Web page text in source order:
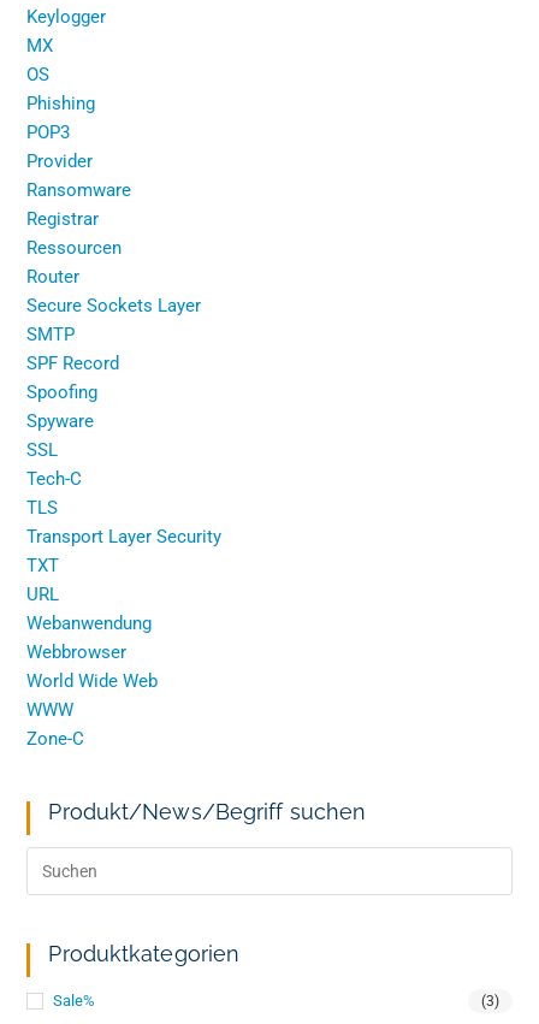
Keylogger
MX
OS
Phishing
POP3
Provider
Ransomware
Registrar
Ressourcen
Router
Secure Sockets Layer
SMTP
SPF Record
Spoofing
Spyware
SSL
Tech-C
TLS
Transport Layer Security
TXT
URL
Webanwendung
Webbrowser
World Wide Web
WWW
Zone-C
Produkt/News/Begriff suchen
Produktkategorien
Sale% (3)